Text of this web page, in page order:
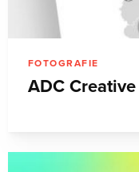
FOTOGRAFIE
ADC